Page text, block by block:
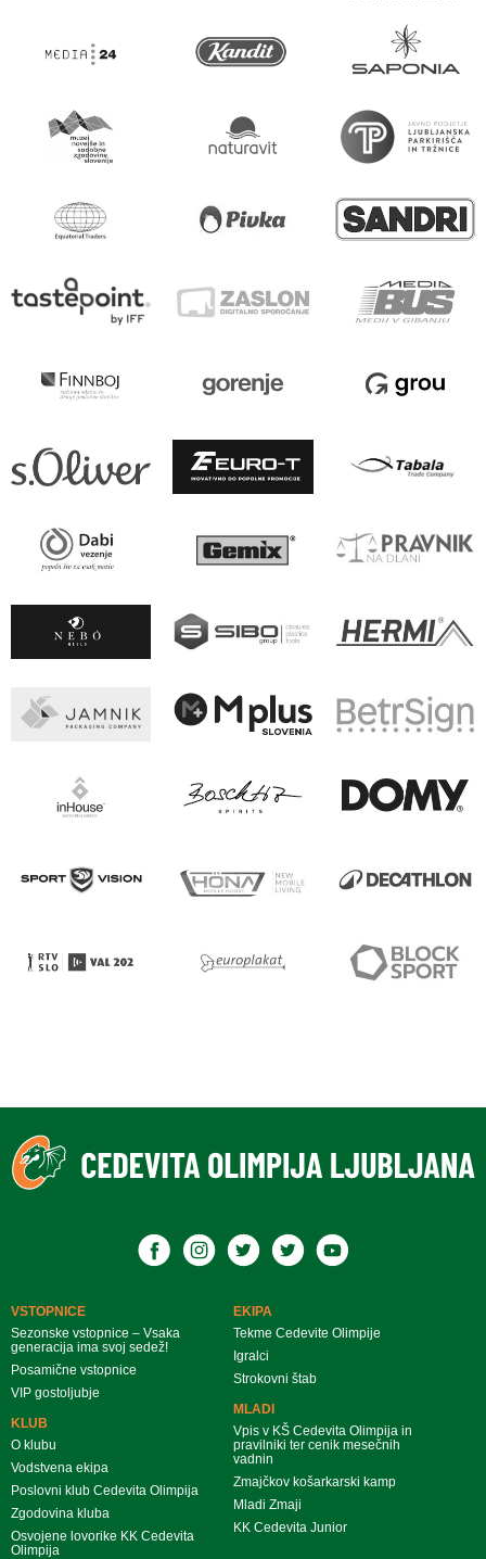
VSTOPNICE
Sezonske vstopnice – Vsaka
generacija ima svoj sedež!
Posamične vstopnice
VIP gostoljubje
KLUB
O klubu
Vodstvena ekipa
Poslovni klub Cedevita Olimpija
Zgodovina kluba
Osvojene lovorike KK Cedevita
Olimpija
EKIPA
Tekme Cedevite Olimpije
Igralci
Strokovni štab
MLADI
Vpis v KŠ Cedevita Olimpija in
pravilniki ter cenik mesečnih
vadnin
Zmajčkov košarkarski kamp
Mladi Zmaji
KK Cedevita Junior